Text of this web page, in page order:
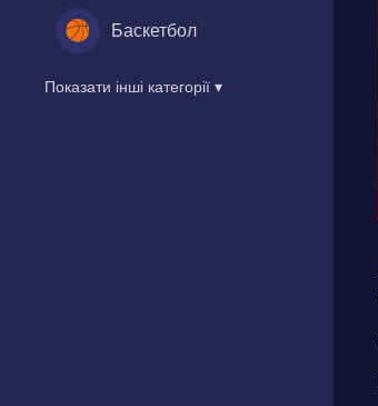
Баскетбол
Показати інші категорії ▾